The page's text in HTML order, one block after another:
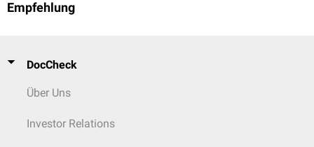
Empfehlung
DocCheck
Über Uns
Investor Relations